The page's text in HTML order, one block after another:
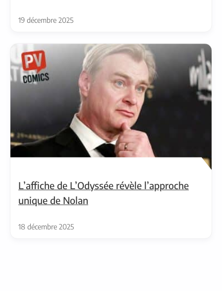
19 décembre 2025
L’affiche de L’Odyssée révèle l’approche
unique de Nolan
18 décembre 2025